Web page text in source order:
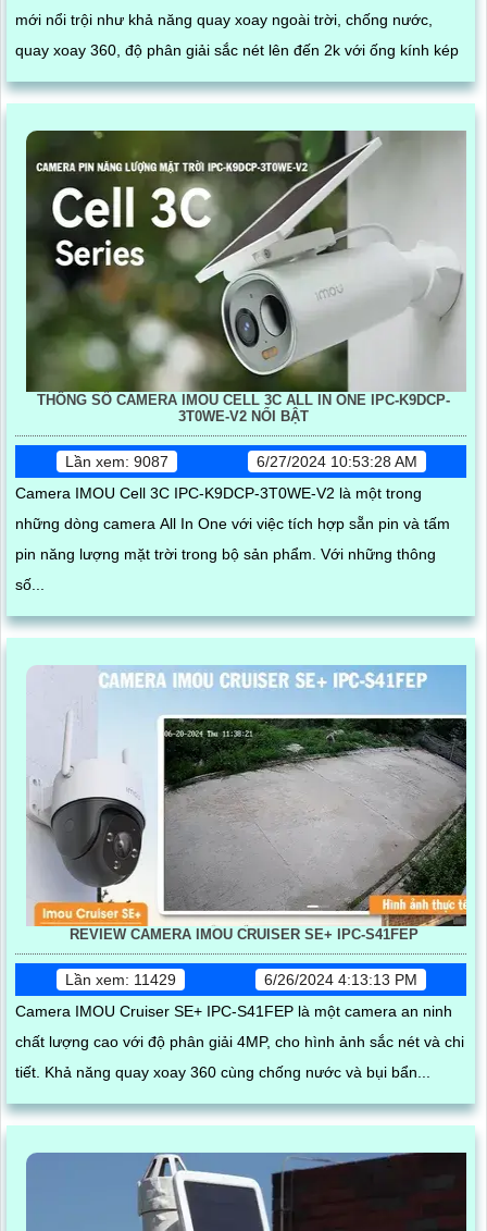
mới nổi trội như khả năng quay xoay ngoài trời, chống nước,
quay xoay 360, độ phân giải sắc nét lên đến 2k với ống kính kép
THÔNG SỐ CAMERA IMOU CELL 3C ALL IN ONE IPC-K9DCP-
3T0WE-V2 NỔI BẬT
Lần xem: 9087
6/27/2024 10:53:28 AM
Camera IMOU Cell 3C IPC-K9DCP-3T0WE-V2 là một trong
những dòng camera All In One với việc tích hợp sẵn pin và tấm
pin năng lượng mặt trời trong bộ sản phẩm. Với những thông
số...
REVIEW CAMERA IMOU CRUISER SE+ IPC-S41FEP
Lần xem: 11429
6/26/2024 4:13:13 PM
Camera IMOU Cruiser SE+ IPC-S41FEP là một camera an ninh
chất lượng cao với độ phân giải 4MP, cho hình ảnh sắc nét và chi
tiết. Khả năng quay xoay 360 cùng chống nước và bụi bẩn...